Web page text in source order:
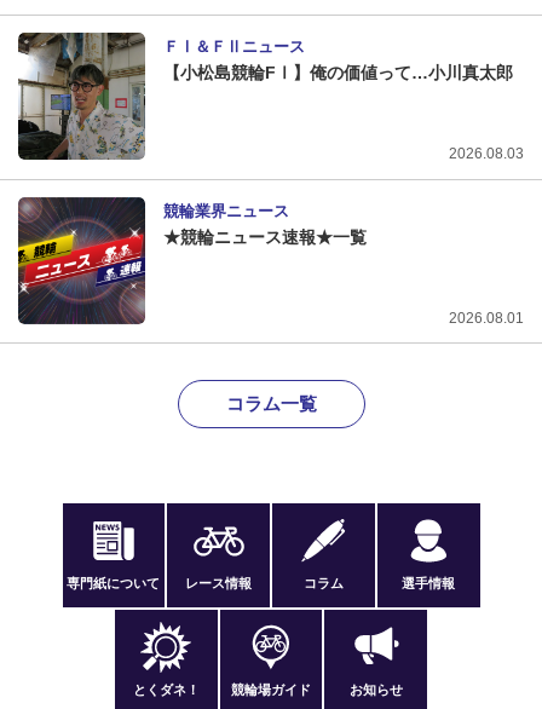
ＦⅠ＆ＦⅡニュース
【小松島競輪FⅠ】俺の価値って…小川真太郎
2026.08.03
競輪業界ニュース
★競輪ニュース速報★一覧
2026.08.01
コラム一覧
専門紙について レース情報 コラム 選手情報
とくダネ！ 競輪場ガイド お知らせ